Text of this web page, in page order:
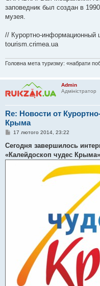
заповедник был создан в
музея.
// Курортно-информационный
tourism.crimea.ua
Головна мета туризму: «набрати
Admin
Адміністратор
Re: Новости от
Крыма
П
в
д
17 лютого 2014, 23:22
Сегодня завершилось
«Калейдоскоп чудес Крыма»